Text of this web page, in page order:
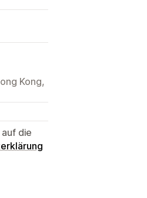
Kong,
die